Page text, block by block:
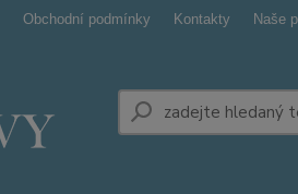
Obchodní podmínky Kontakty Naše